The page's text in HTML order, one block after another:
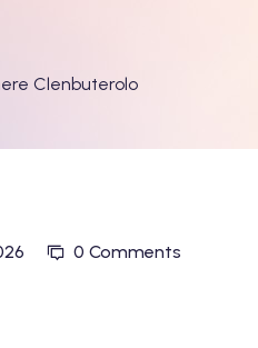
Clenbuterolo
0 Comments